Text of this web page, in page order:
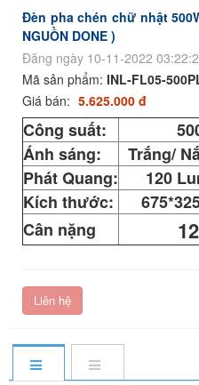
Đèn pha chén chữ nhật
NGUỒN DONE )
Đăng ngày 10-11-2022
Mã sản phẩm: INL-FL05-
Giá bán: 5.625.000 đ
Công suất:
Ánh sáng:
Trắng/
Phát Quang: 120
Kích thước:
Cân nặng
Liên hệ